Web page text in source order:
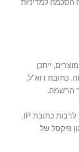
הסכמה למדיניות
ייתכן
כתובת דוא"ל,
הרשמה.
2.2. נאסף מידע אוטומטי בעת הגלישה, לרבות כתובת IP,
פיקסל של